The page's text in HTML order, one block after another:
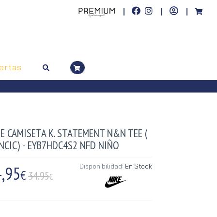
CAMISETA K. STATEMENT N&N TEE (
- EYB7HDC4S2 NFD NIÑO
€34.95€
Disponibilidad: En Stock